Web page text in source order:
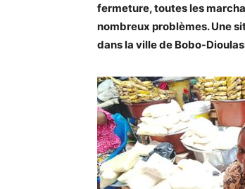
fermeture, toutes les
nombreux problèmes. Une
dans la ville de Bobo-